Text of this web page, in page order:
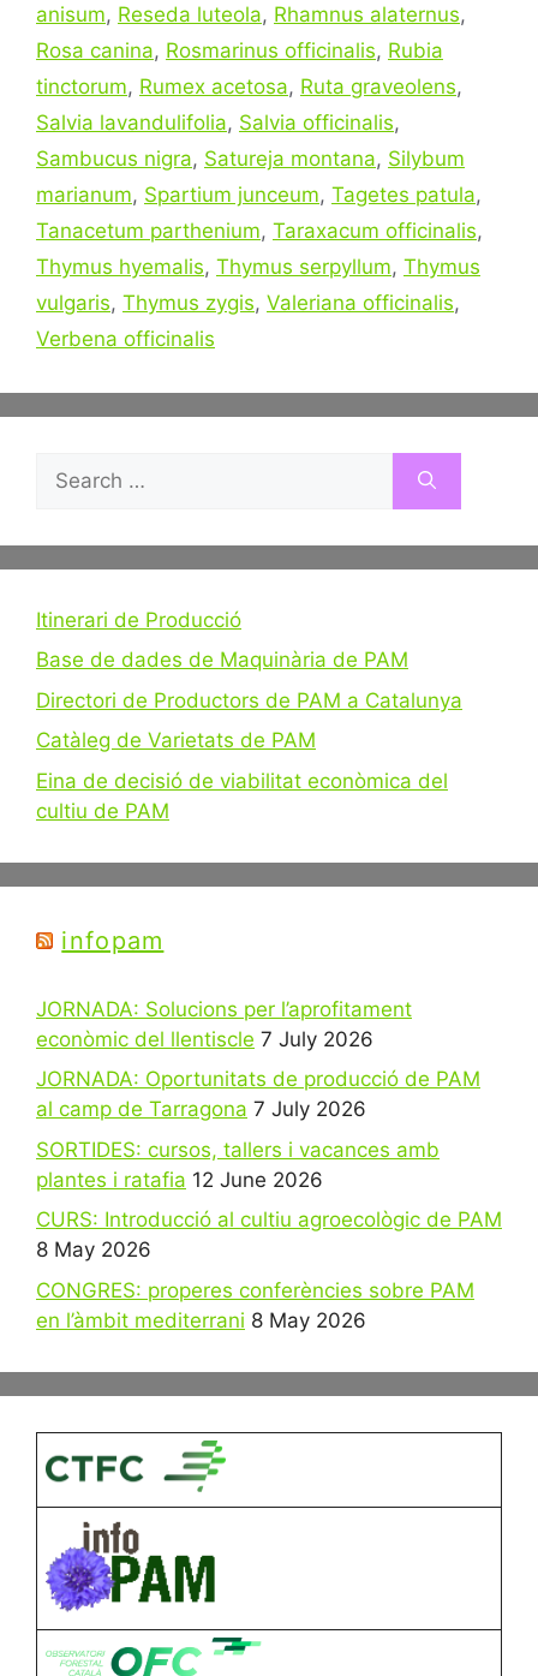
anisum, Reseda luteola, Rhamnus alaternus,
Rosa canina, Rosmarinus officinalis, Rubia
tinctorum, Rumex acetosa, Ruta graveolens,
Salvia lavandulifolia, Salvia officinalis,
Sambucus nigra, Satureja montana, Silybum
marianum, Spartium junceum, Tagetes patula,
Tanacetum parthenium, Taraxacum officinalis,
Thymus hyemalis, Thymus serpyllum, Thymus
vulgaris, Thymus zygis, Valeriana officinalis,
Verbena officinalis
for:
Itinerari de Producció
Base de dades de Maquinària de PAM
Directori de Productors de PAM a Catalunya
Catàleg de Varietats de PAM
Eina de decisió de viabilitat econòmica del
cultiu de PAM
infopam
JORNADA: Solucions per l’aprofitament
econòmic del llentiscle 7 July 2026
JORNADA: Oportunitats de producció de PAM
al camp de Tarragona 7 July 2026
SORTIDES: cursos, tallers i vacances amb
plantes i ratafia 12 June 2026
CURS: Introducció al cultiu agroecològic de PAM
8 May 2026
CONGRES: properes conferències sobre PAM
en l’àmbit mediterrani 8 May 2026